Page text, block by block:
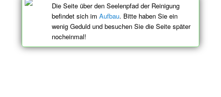
Die Seite über den Seelenpfad der Reinigung
befindet sich imAufbau. Bitte haben Sie ein
wenig Geduld und besuchen Sie die Seite später
nocheinmal!